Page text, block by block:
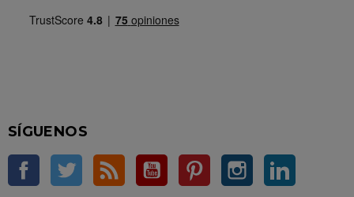
SÍGUENOS
FacebookTwitter Rss YouTubePinterestInstagram